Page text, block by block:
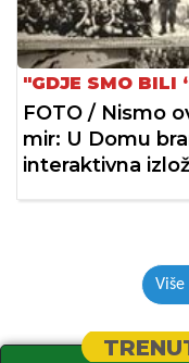
"GDJE SMO BILI
FOTO / Nismo
mir: U Domu
interaktivna
Više